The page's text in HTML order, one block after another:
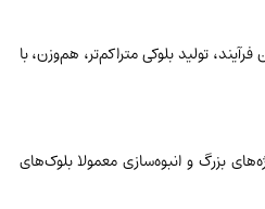
تولید بلوکی متراکم‌تر، هم‌وزن، با
بزرگ و انبوه‌سازی معمولا بلوک‌های